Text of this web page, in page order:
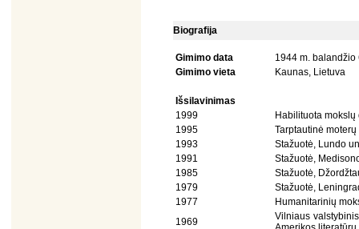
Biografija
Gimimo data
1944 m. balandžio
Gimimo vieta
Kaunas, Lietuva
Išsilavinimas
1999
Habilituota
1995
Tarptautinė
1993
Stažuotė, Lundo
1991
Stažuotė,
1985
Stažuotė,
1979
Stažuotė,
1977
Humanitarinių
1969
Vilniaus